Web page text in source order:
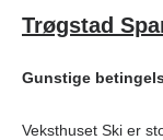
Trøgstad
Gunstige
Veksthuset Ski er